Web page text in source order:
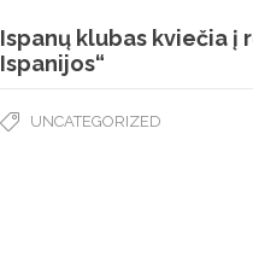
Ispanų klubas kviečia į
Ispanijos“
UNCATEGORIZED